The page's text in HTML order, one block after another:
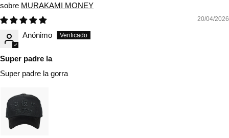
MURAKAMI MONEY
20/04/2026
Anónimo
Super padre la
Super padre la gorra